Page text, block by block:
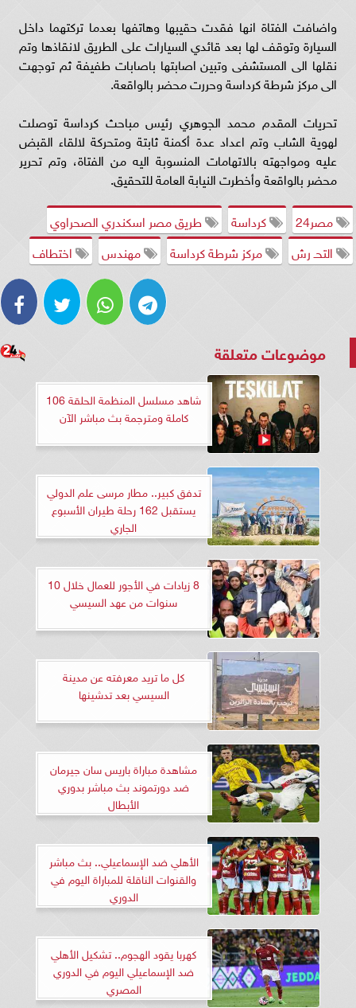
واضافت الفتاة انها فقدت حقيبها وهاتفها بعدما تركتهما داخل
السيارة وتوقف لها بعد قائدي السيارات على الطريق لانقاذها وتم
نقلها الى المستشفى وتبين اصابتها باصابات طفيفة ثم توجهت
الى مركز شرطة كرداسة وحررت محضر بالواقعة.
تحريات المقدم محمد الجوهري رئيس مباحث كرداسة توصلت
لهوية الشاب وتم اعداد عدة أكمنة ثابتة ومتحركة لالقاء القبض
عليه ومواجهته بالاتهامات المنسوبة اليه من الفتاة، وتم تحرير
محضر بالواقعة وأخطرت النيابة العامة للتحقيق.
مصر24
كرداسة
طريق مصر اسكندري الصحراوي
التحـ رش
مركز شرطة كرداسة مهندس اختطاف
موضوعات متعلقة
شاهد مسلسل المنظمة الحلقة 106
كاملة ومترجمة بث مباشر الآن
تدفق كبير.. مطار مرسى علم الدولي
يستقبل 162 رحلة طيران الأسبوع
الجاري
8 زيادات في الأجور للعمال خلال 10
سنوات من عهد السيسي
كل ما تريد معرفته عن مدينة
السيسي بعد تدشينها
مشاهدة مباراة باريس سان جيرمان
ضد دورتموند بث مباشر بدوري
الأبطال
الأهلي ضد الإسماعيلي.. بث مباشر
والقنوات الناقلة للمباراة اليوم في
الدوري
كهربا يقود الهجوم.. تشكيل الأهلي
ضد الإسماعيلي اليوم في الدوري
المصري